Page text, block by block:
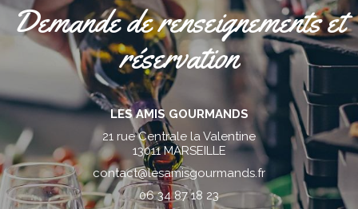
Demande de renseignements et
réservation
LES AMIS GOURMANDS
21 rue Centrale la Valentine
13011 MARSEILLE
contact@lesamisgourmands.fr
06 34 87 18 23